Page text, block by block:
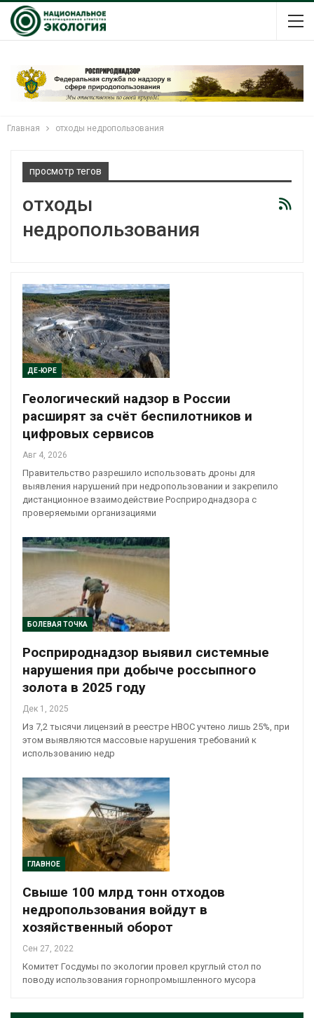
Главная отходы недропользования
просмотр тегов
отходы
недропользования
ДЕ-ЮРЕ
Геологический надзор в России
расширят за счёт беспилотников и
цифровых сервисов
Авг 4, 2026
Правительство разрешило использовать дроны для
выявления нарушений при недропользовании и закрепило
дистанционное взаимодействие Росприроднадзора с
проверяемыми организациями
БОЛЕВАЯ ТОЧКА
Росприроднадзор выявил системные
нарушения при добыче россыпного
золота в 2025 году
Дек 1, 2025
Из 7,2 тысячи лицензий в реестре НВОС учтено лишь 25%, при
этом выявляются массовые нарушения требований к
использованию недр
ГЛАВНОЕ
Свыше 100 млрд тонн отходов
недропользования войдут в
хозяйственный оборот
Сен 27, 2022
Комитет Госдумы по экологии провел круглый стол по
поводу использования горнопромышленного мусора